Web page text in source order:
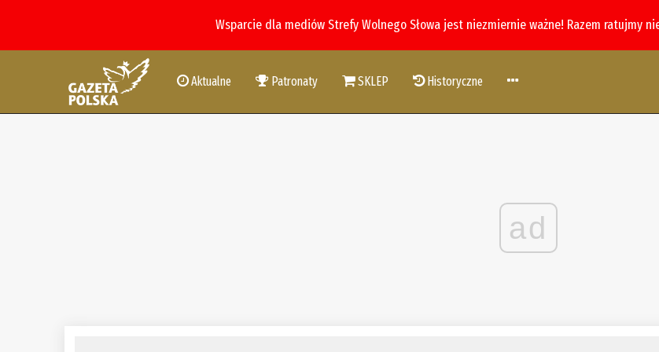
Wsparcie dla mediów Strefy Wolnego Słowa jest niezmiernie ważne! Razem ratujmy
Aktualne Patronaty SKLEP Historyczne
ad